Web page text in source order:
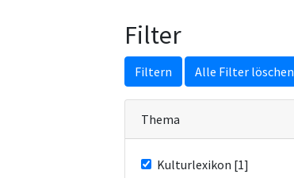
Filter
Filtern Alle Filter löschen
Thema
Kulturlexikon [1]